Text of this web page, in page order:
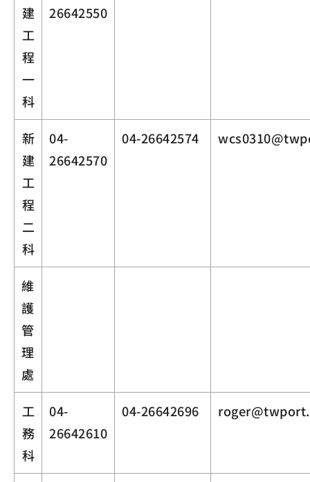
建
工
程
一
科
26642550
新
建
工
程
二
科
04-
26642570
04-26642574
維
護
管
理
處
工
務
科
04-
26642610
04-26642696